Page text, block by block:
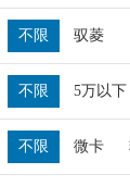
不限 驭菱
不限 5万以下
不限 微卡